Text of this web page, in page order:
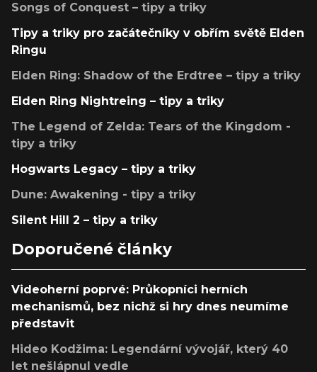
Songs of Conquest – tipy a triky
Tipy a triky pro začátečníky v obřím světě Elden
Ringu
Elden Ring: Shadow of the Erdtree – tipy a triky
Elden Ring Nightreing – tipy a triky
The Legend of Zelda: Tears of the Kingdom -
tipy a triky
Hogwarts Legacy – tipy a triky
Dune: Awakening - tipy a triky
Silent Hill 2 – tipy a triky
Doporučené články
Videoherní poprvé: Průkopníci herních
mechanismů, bez nichž si hry dnes neumíme
představit
Hideo Kodžima: Legendární vývojář, který 40
let nešlápnul vedle